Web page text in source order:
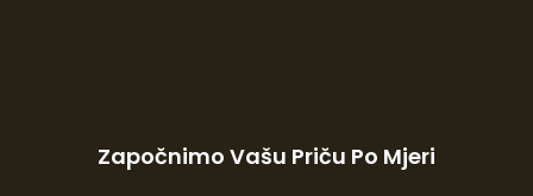
Započnimo Vašu Priču Po Mjeri